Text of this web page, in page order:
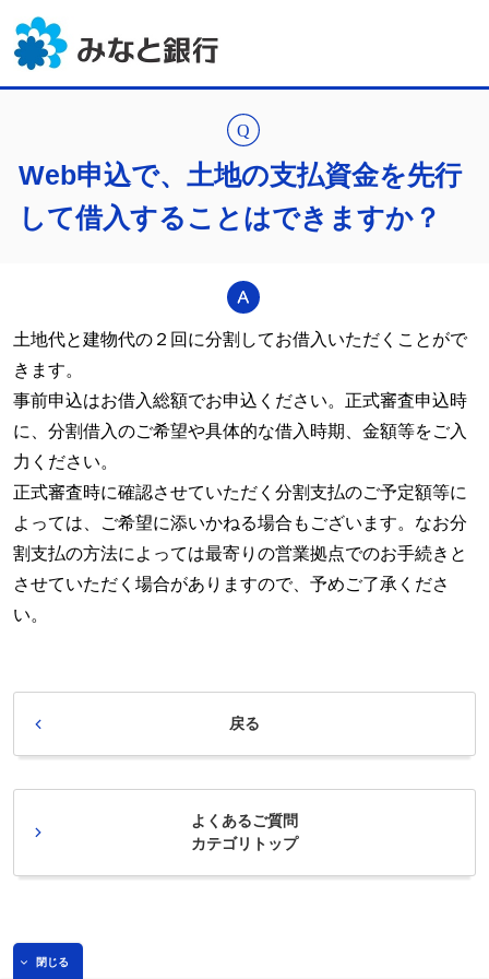
Web申込で、土地の支払資金を先行
して借入することはできますか？
土地代と建物代の２回に分割してお借入いただくことがで
きます。
事前申込はお借入総額でお申込ください。正式審査申込時
に、分割借入のご希望や具体的な借入時期、金額等をご入
力ください。
正式審査時に確認させていただく分割支払のご予定額等に
よっては、ご希望に添いかねる場合もございます。なお分
割支払の方法によっては最寄りの営業拠点でのお手続きと
させていただく場合がありますので、予めご了承くださ
い。
戻る
よくあるご質問
カテゴリトップ
閉じる